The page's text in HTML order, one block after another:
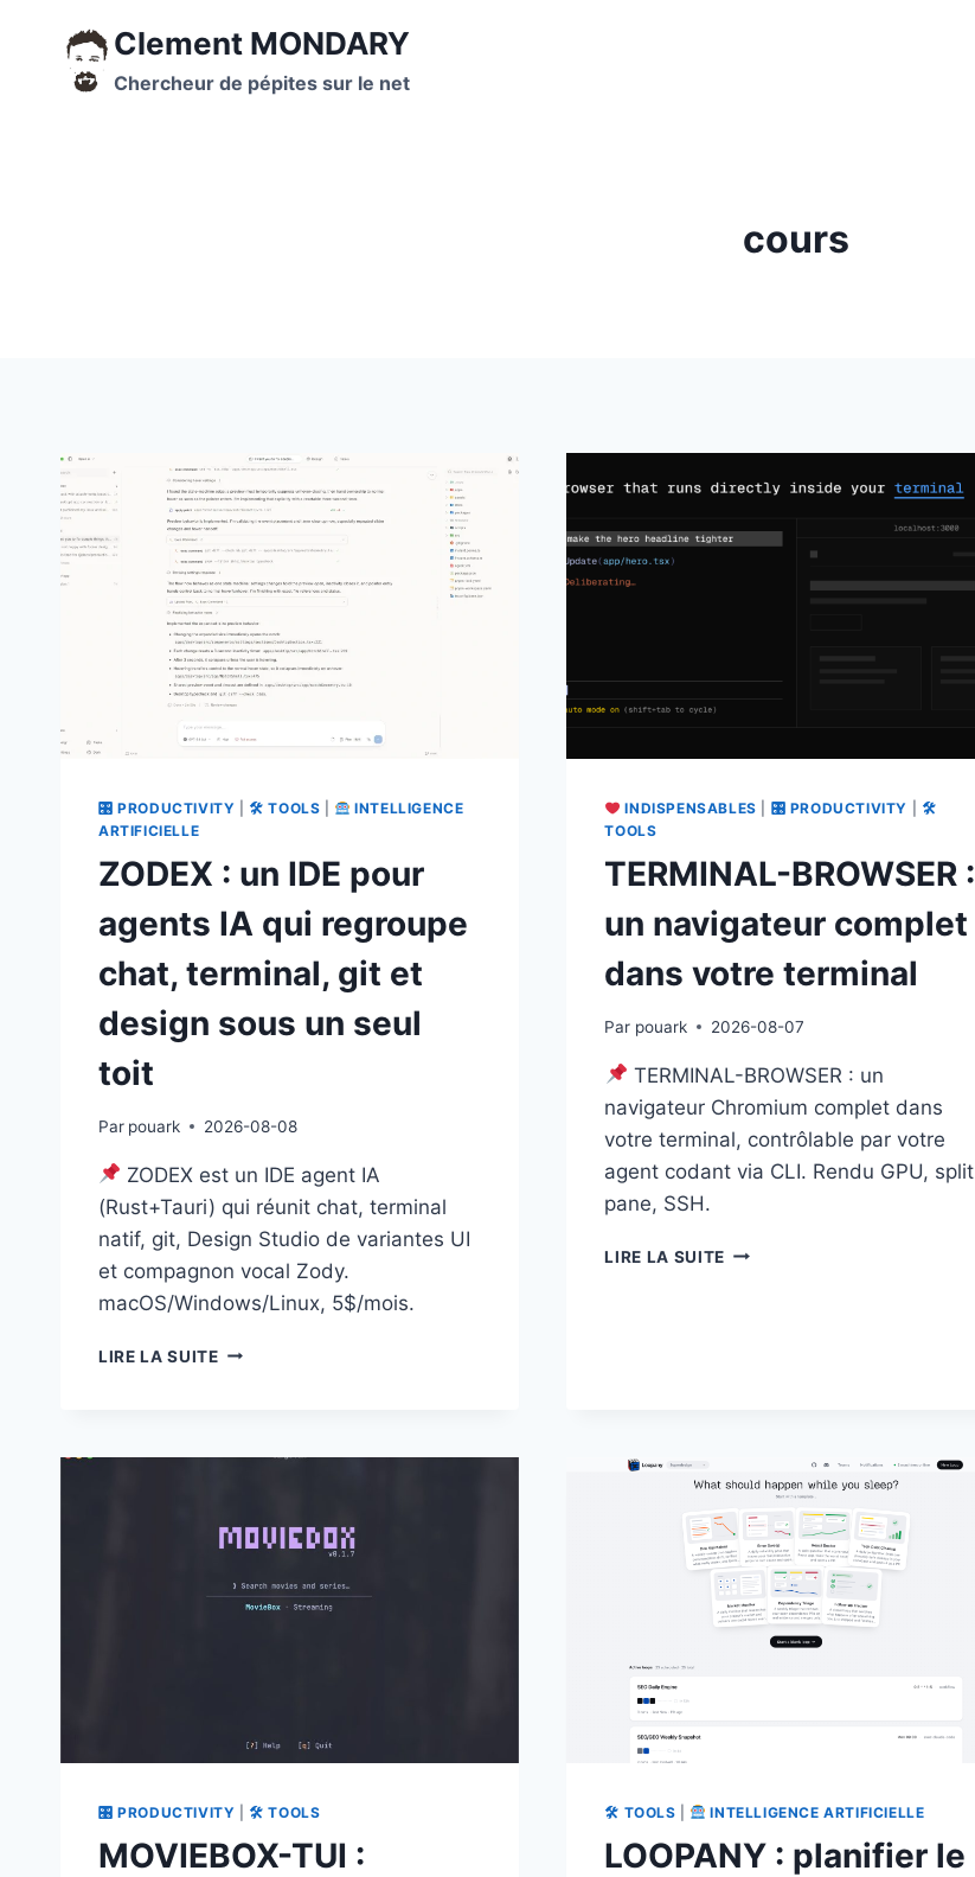
contenu
Clement MONDARY
Chercheur de pépites sur le net
cours
🎛 PRODUCTIVITY 🛠 TOOLS
INTELLIGENCE
ARTIFICIELLE
ZODEX : un IDE pour
agents IA qui regroupe
chat, terminal, git et
design sous un seul
toit
Par pouark 2026-08-08
ZODEX est un IDE agent IA
(Rust+Tauri) qui réunit chat, terminal
natif, git, Design Studio de variantes UI
et compagnon vocal Zody.
macOS/Windows/Linux, 5$/mois.
LIRE LA SUITEZODEX
QUI
REGROUPE
TERMINAL,
SEUL
INDISPENSABLES 🎛 PRODUCTIVITY
🛠
TOOLS
TERMINAL-BROWSER :
un navigateur complet
dans votre terminal
Par pouark 2026-08-07
TERMINAL-BROWSER : un
navigateur Chromium complet dans
votre terminal, contrôlable par votre
agent codant via CLI. Rendu GPU, split
pane, SSH.
LIRE LA SUITE TERMINAL-
🎛 PRODUCTIVITY 🛠 TOOLS
MOVIEBOX-TUI :
🛠 TOOLS INTELLIGENCE ARTIFICIELLE
LOOPANY : planifier le